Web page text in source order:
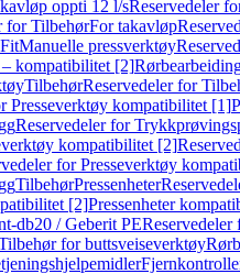
oppti 12 l/sReservedeler
for TilbehørFor takavløp
Manuelle pressverktøy
– kompatibilitet [2]
TilbehørReservedeler for
Presseverktøy kompatibilitet [1]
Reservedeler for
kompatibilitet [2]
for Presseverktøy
TilbehørPressenheter
[2]Pressenheter
db20 / Geberit PE
for buttsveiseverktøy